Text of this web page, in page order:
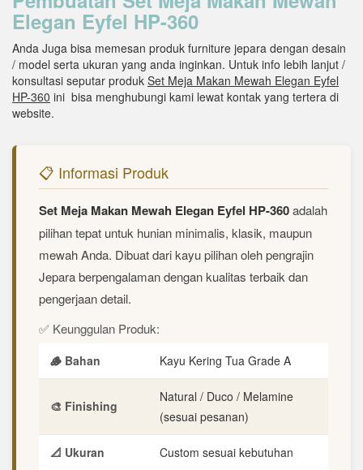
Elegan Eyfel HP-360
Anda Juga bisa memesan produk furniture jepara dengan desain
/ model serta ukuran yang anda inginkan. Untuk info lebih lanjut /
konsultasi seputar produk Set Meja Makan Mewah Elegan Eyfel
HP-360 ini bisa menghubungi kami lewat kontak yang tertera di
website.
📋 Informasi Produk
Set Meja Makan Mewah Elegan Eyfel HP-360adalah
pilihan tepat untuk hunian minimalis, klasik, maupun
mewah Anda. Dibuat dari kayu pilihan oleh pengrajin
Jepara berpengalaman dengan kualitas terbaik dan
pengerjaan detail.
✅ Keunggulan Produk:
🪵 Bahan Kayu Kering Tua Grade A
🎨 Finishing
Natural / Duco / Melamine
(sesuai pesanan)
📐 Ukuran Custom sesuai kebutuhan